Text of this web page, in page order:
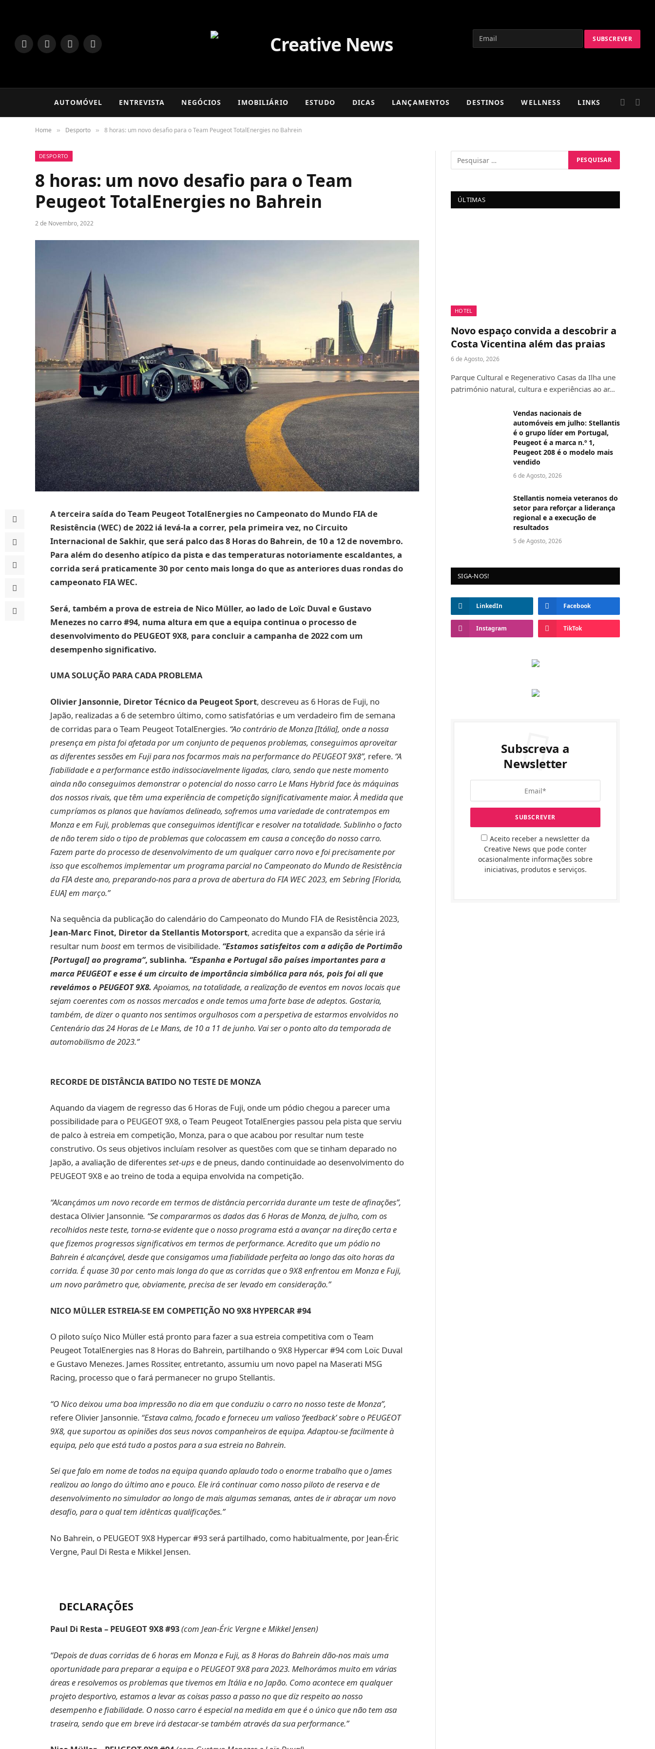
LinkedInFacebookInstagram
TikTok
AUTOMÓVEL ENTREVISTA NEGÓCIOS IMOBILIÁRIO ESTUDO DICAS LANÇAMENTOS DESTINOS WELLNESS LINKS
Home » Desporto » 8 horas: um novo desafio para o Team Peugeot TotalEnergies no Bahrein
DESPORTO
8 horas: um novo desafio para o Team
Peugeot TotalEnergies no Bahrein
2 de Novembro, 2022
A terceira saída do Team Peugeot TotalEnergies no Campeonato do Mundo FIA de
Resistência (WEC) de 2022 iá levá-la a correr, pela primeira vez, no Circuito
Internacional de Sakhir, que será palco das 8 Horas do Bahrein, de 10 a 12 de novembro.
Para além do desenho atípico da pista e das temperaturas notoriamente escaldantes, a
corrida será praticamente 30 por cento mais longa do que as anteriores duas rondas do
campeonato FIA WEC.
Será, também a prova de estreia de Nico Müller, ao lado de Loïc Duval e Gustavo
Menezes no carro #94, numa altura em que a equipa continua o processo de
desenvolvimento do PEUGEOT 9X8, para concluir a campanha de 2022 com um
desempenho significativo.
UMA SOLUÇÃO PARA CADA PROBLEMA
Olivier Jansonnie, Diretor Técnico da Peugeot Sport, descreveu as 6 Horas de Fuji, no
Japão, realizadas a 6 de setembro último, como satisfatórias e um verdadeiro fim de semana
de corridas para o Team Peugeot TotalEnergies. “Ao contrário de Monza [Itália], onde a nossa
presença em pista foi afetada por um conjunto de pequenos problemas, conseguimos aproveitar
as diferentes sessões em Fuji para nos focarmos mais na performance do PEUGEOT 9X8”, refere. “A
fiabilidade e a performance estão indissociavelmente ligadas, claro, sendo que neste momento
ainda não conseguimos demonstrar o potencial do nosso carro Le Mans Hybrid face às máquinas
dos nossos rivais, que têm uma experiência de competição significativamente maior. À medida que
cumpríamos os planos que havíamos delineado, sofremos uma variedade de contratempos em
Monza e em Fuji, problemas que conseguimos identificar e resolver na totalidade. Sublinho o facto
de não terem sido o tipo de problemas que colocassem em causa a conceção do nosso carro.
Fazem parte do processo de desenvolvimento de um qualquer carro novo e foi precisamente por
isso que escolhemos implementar um programa parcial no Campeonato do Mundo de Resistência
da FIA deste ano, preparando-nos para a prova de abertura do FIA WEC 2023, em Sebring [Florida,
EUA] em março.”
Na sequência da publicação do calendário do Campeonato do Mundo FIA de Resistência 2023,
Jean-Marc Finot, Diretor da Stellantis Motorsport, acredita que a expansão da série irá
resultar num boost em termos de visibilidade. “Estamos satisfeitos com a adição de Portimão
[Portugal] ao programa”, sublinha. “Espanha e Portugal são países importantes para a
marca PEUGEOT e esse é um circuito de importância simbólica para nós, pois foi ali que
revelámos o PEUGEOT 9X8. Apoiamos, na totalidade, a realização de eventos em novos locais que
sejam coerentes com os nossos mercados e onde temos uma forte base de adeptos. Gostaria,
também, de dizer o quanto nos sentimos orgulhosos com a perspetiva de estarmos envolvidos no
Centenário das 24 Horas de Le Mans, de 10 a 11 de junho. Vai ser o ponto alto da temporada de
automobilismo de 2023.”
RECORDE DE DISTÂNCIA BATIDO NO TESTE DE MONZA
Aquando da viagem de regresso das 6 Horas de Fuji, onde um pódio chegou a parecer uma
possibilidade para o PEUGEOT 9X8, o Team Peugeot TotalEnergies passou pela pista que serviu
de palco à estreia em competição, Monza, para o que acabou por resultar num teste
construtivo. Os seus objetivos incluíam resolver as questões com que se tinham deparado no
Japão, a avaliação de diferentesset-ups e de pneus, dando continuidade ao desenvolvimento do
PEUGEOT 9X8 e ao treino de toda a equipa envolvida na competição.
“Alcançámos um novo recorde em termos de distância percorrida durante um teste de afinações”,
destaca Olivier Jansonnie. “Se compararmos os dados das 6 Horas de Monza, de julho, com os
recolhidos neste teste, torna-se evidente que o nosso programa está a avançar na direção certa e
que fizemos progressos significativos em termos de performance. Acredito que um pódio no
Bahrein é alcançável, desde que consigamos uma fiabilidade perfeita ao longo das oito horas da
corrida. É quase 30 por cento mais longa do que as corridas que o 9X8 enfrentou em Monza e Fuji,
um novo parâmetro que, obviamente, precisa de ser levado em consideração.”
NICO MÜLLER ESTREIA-SE EM COMPETIÇÃO NO 9X8 HYPERCAR #94
O piloto suíço Nico Müller está pronto para fazer a sua estreia competitiva com o Team
Peugeot TotalEnergies nas 8 Horas do Bahrein, partilhando o 9X8 Hypercar #94 com Loïc Duval
e Gustavo Menezes. James Rossiter, entretanto, assumiu um novo papel na Maserati MSG
Racing, processo que o fará permanecer no grupo Stellantis.
“O Nico deixou uma boa impressão no dia em que conduziu o carro no nosso teste de Monza”,
refere Olivier Jansonnie. “Estava calmo, focado e forneceu um valioso ‘feedback’ sobre o PEUGEOT
9X8, que suportou as opiniões dos seus novos companheiros de equipa. Adaptou-se facilmente à
equipa, pelo que está tudo a postos para a sua estreia no Bahrein.
Sei que falo em nome de todos na equipa quando aplaudo todo o enorme trabalho que o James
realizou ao longo do último ano e pouco. Ele irá continuar como nosso piloto de reserva e de
desenvolvimento no simulador ao longo de mais algumas semanas, antes de ir abraçar um novo
desafio, para o qual tem idênticas qualificações.”
No Bahrein, o PEUGEOT 9X8 Hypercar #93 será partilhado, como habitualmente, por Jean-Éric
Vergne, Paul Di Resta e Mikkel Jensen.
DECLARAÇÕES
Paul Di Resta – PEUGEOT 9X8 #93(com Jean-Éric Vergne e Mikkel Jensen)
“Depois de duas corridas de 6 horas em Monza e Fuji, as 8 Horas do Bahrein dão-nos mais uma
oportunidade para preparar a equipa e o PEUGEOT 9X8 para 2023. Melhorámos muito em várias
áreas e resolvemos os problemas que tivemos em Itália e no Japão. Como acontece em qualquer
projeto desportivo, estamos a levar as coisas passo a passo no que diz respeito ao nosso
desempenho e fiabilidade. O nosso carro é especial na medida em que é o único que não tem asa
traseira, sendo que em breve irá destacar-se também através da sua performance.”
ÚLTIMAS
HOTEL
Novo espaço convida a descobrir a
Costa Vicentina além das praias
6 de Agosto, 2026
Parque Cultural e Regenerativo Casas da Ilha une
património natural, cultura e experiências ao ar…
Vendas nacionais de
automóveis em julho: Stellantis
é o grupo líder em Portugal,
Peugeot é a marca n.º 1,
Peugeot 208 é o modelo mais
vendido
6 de Agosto, 2026
Stellantis nomeia veteranos do
setor para reforçar a liderança
regional e a execução de
resultados
5 de Agosto, 2026
SIGA-NOS!
LinkedIn Facebook
Instagram TikTok
Subscreva a
Newsletter
Aceito receber a newsletter da
Creative News que pode conter
ocasionalmente informações sobre
iniciativas, produtos e serviços.